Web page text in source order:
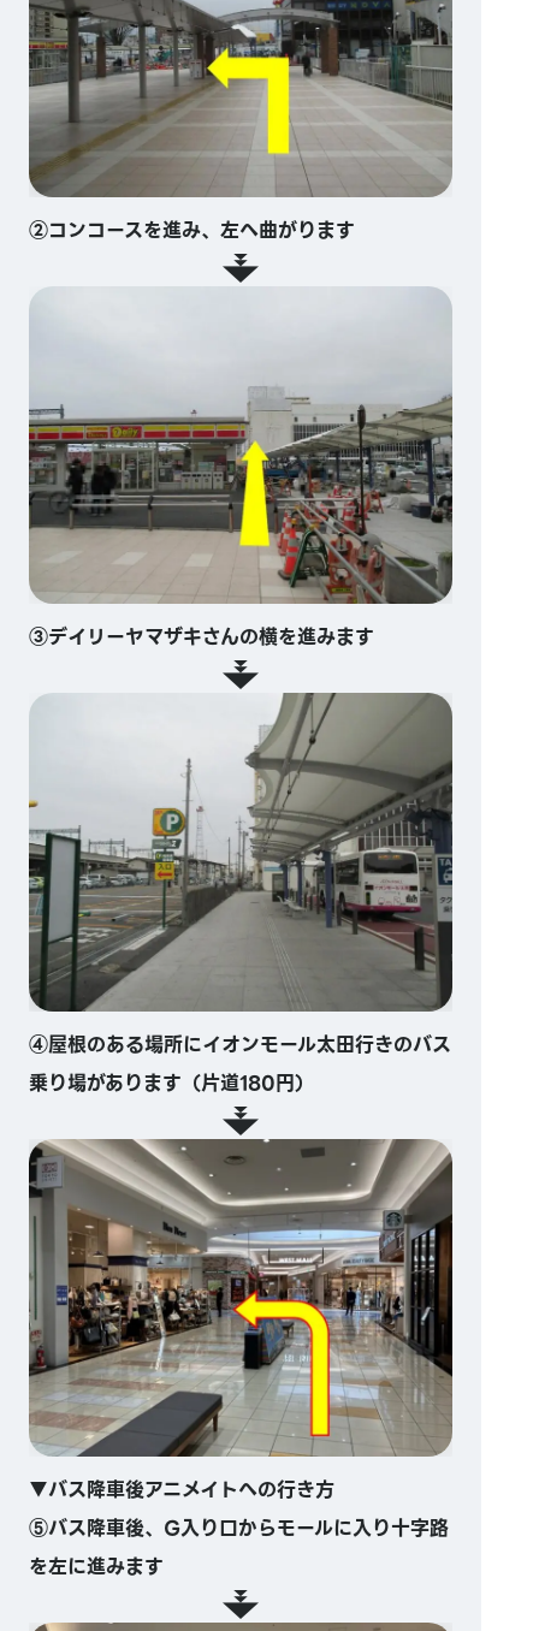
②コンコースを進み、左へ曲がります
③デイリーヤマザキさんの横を進みます
④屋根のある場所にイオンモール太田行きのバス
乗り場があります（片道180円）
▼バス降車後アニメイトへの行き方
⑤バス降車後、G入り口からモールに入り十字路
を左に進みます